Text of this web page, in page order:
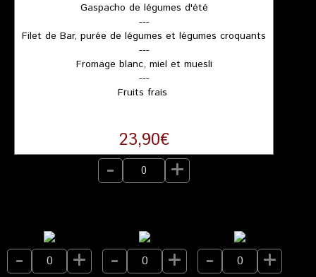
Gaspacho de légumes d'été
---
Filet de Bar, purée de légumes et légumes croquants
---
Fromage blanc, miel et muesli
---
Fruits frais
23,90€
- +
- + - + - +